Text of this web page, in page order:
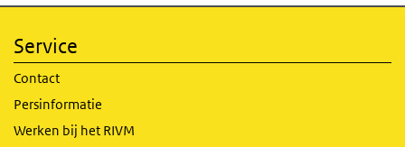
Service
Contact
Persinformatie
Werken bij het RIVM